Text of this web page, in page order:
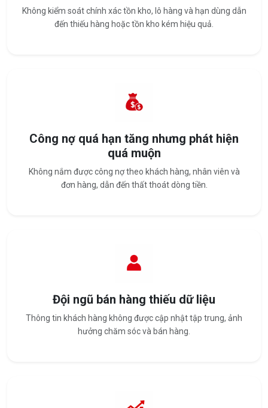
Không kiểm soát chính xác tồn kho, lô hàng và hạn dùng dẫn
đến thiếu hàng hoặc tồn kho kém hiệu quả.
Công nợ quá hạn tăng nhưng phát hiện
quá muộn
Không nắm được công nợ theo khách hàng, nhân viên và
đơn hàng, dẫn đến thất thoát dòng tiền.
Đội ngũ bán hàng thiếu dữ liệu
Thông tin khách hàng không được cập nhật tập trung, ảnh
hưởng chăm sóc và bán hàng.